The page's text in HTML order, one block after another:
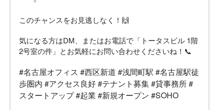
このチャンスをお見逃しなく！🙌
気になる方はDM、またはお電話で「トータスビル 1階
2号室の件」とお気軽にお問い合わせくださいね！📞
#名古屋オフィス #西区新道 #浅間町駅 #名古屋駅徒
歩圏内 #アクセス良好#テナント募集#貸事務所#
スタートアップ#起業 #新規オープン #SOHO